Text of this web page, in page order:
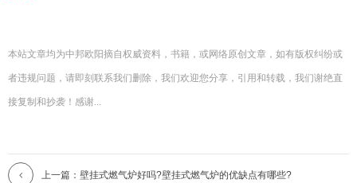
本站文章均为中邦欧阳摘自权威资料，书籍，或网络原创文章，如有版权纠纷或
者违规问题，请即刻联系我们删除，我们欢迎您分享，引用和转载，我们谢绝直
接复制和抄袭！感谢...
上一篇：壁挂式燃气炉好吗?壁挂式燃气炉的优缺点有哪些?